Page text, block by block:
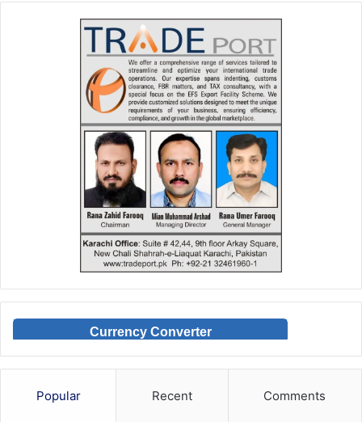
Currency Converter
Popular Recent Comments